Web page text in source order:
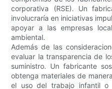
corporativa (RSE). Un
involucraría en iniciativas
apoyar a las empresas
ambiental.
Además de las
evaluar la transparencia de
suministro. Un fabricante
obtenga materiales de
el uso del trabajo infantil o